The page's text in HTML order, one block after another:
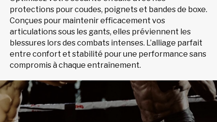
protections pour coudes, poignets et bandes de boxe.
Conçues pour maintenir efficacement vos
articulations sous les gants, elles préviennent les
blessures lors des combats intenses. L’alliage parfait
entre confort et stabilité pour une performance sans
compromis à chaque entraînement.